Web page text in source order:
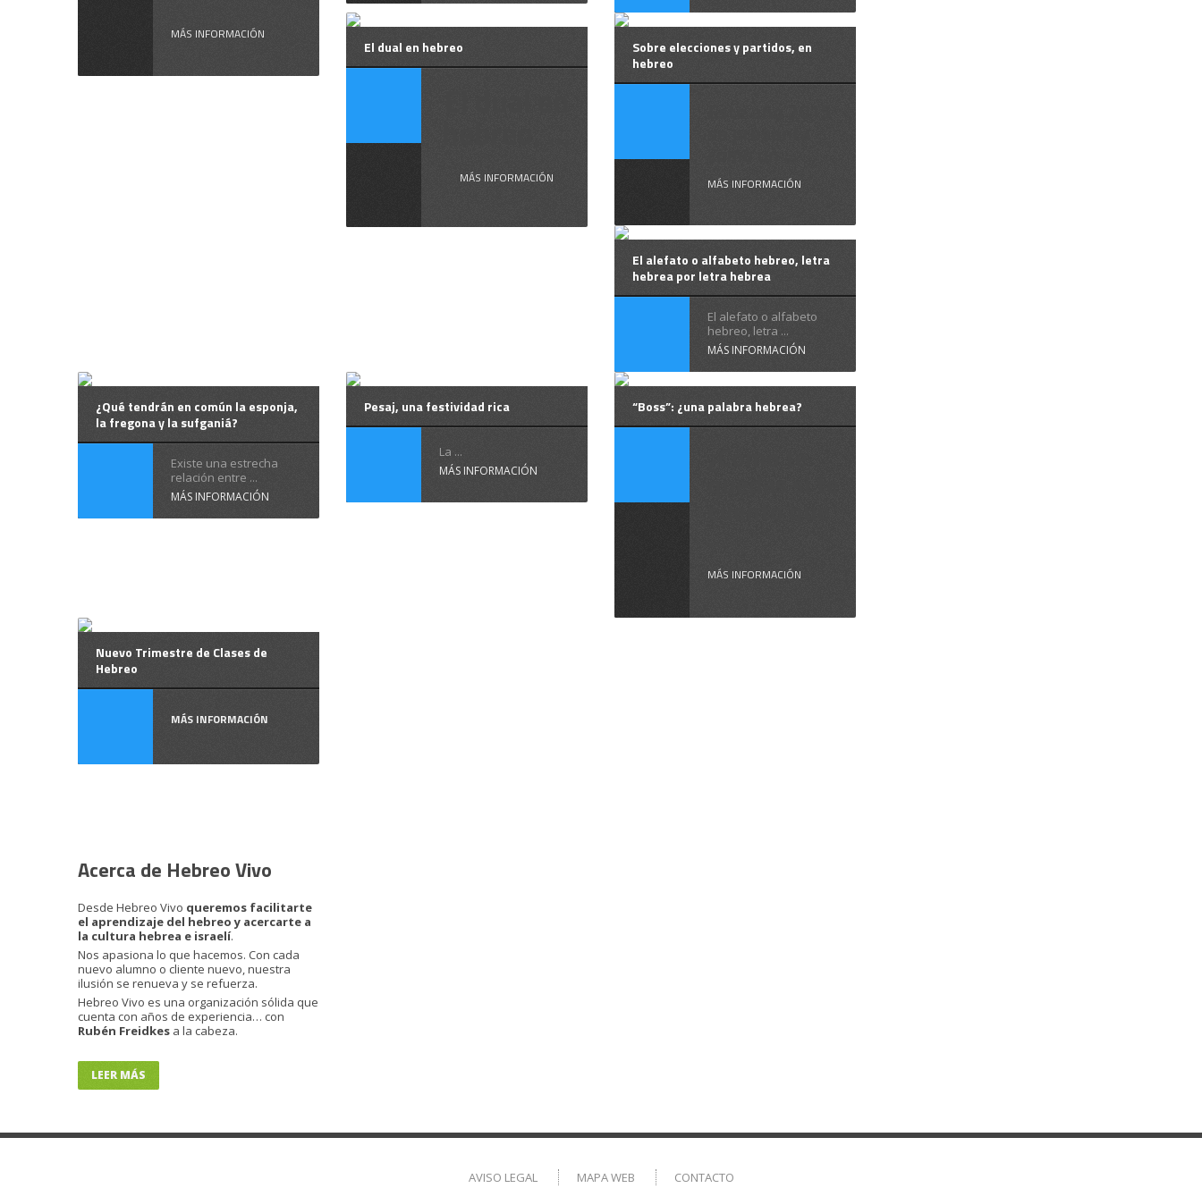
MÁS INFORMACIÓN
El dual en hebreo
MÁS INFORMACIÓN
Sobre elecciones y partidos, en
hebreo
MÁS INFORMACIÓN
El alefato o alfabeto hebreo, letra
hebrea por letra hebrea
El alefato o alfabeto
hebreo, letra ...
MÁS INFORMACIÓN
¿Qué tendrán en común la esponja,
la fregona y la sufganiá?
Existe una estrecha
relación entre ...
MÁS INFORMACIÓN
Pesaj, una festividad rica
La ...
MÁS INFORMACIÓN
“Boss”: ¿una palabra hebrea?
MÁS INFORMACIÓN
Nuevo Trimestre de Clases de
Hebreo
MÁS INFORMACIÓN
Acerca de Hebreo Vivo
Desde Hebreo Vivo queremos facilitarte
el aprendizaje del hebreo y acercarte a
la cultura hebrea e israelí.
Nos apasiona lo que hacemos. Con cada
nuevo alumno o cliente nuevo, nuestra
ilusión se renueva y se refuerza.
Hebreo Vivo es una organización sólida que
cuenta con años de experiencia… con
Rubén Freidkes a la cabeza.
LEER MÁS
AVISO LEGAL MAPA WEB CONTACTO